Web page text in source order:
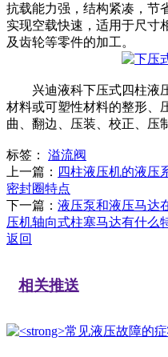
抗载能力强，结构紧凑，节
实现空载快速，适用于尺寸
及齿轮等零件的加工。
兴迪液科下压式四柱液压
材料或可塑性材料的整形、
曲、翻边、压装、校正、压
标签： 溢流阀
上一篇： 四柱液压机的液压
密封圈特点
下一篇： 液压泵和液压马达
压机轴向式柱塞马达有什么
返回
相关推送